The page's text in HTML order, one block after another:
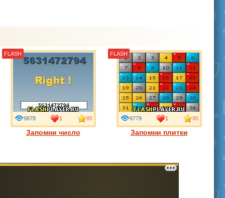
Запомни число
9878 1 85
FLASH
Запомни плитки
9779 1 85
FLASH